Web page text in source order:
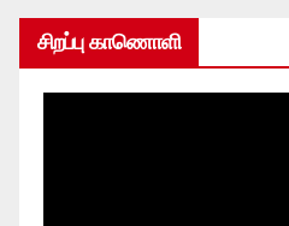
சிறப்பு காணொளி